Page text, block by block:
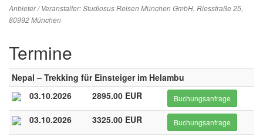
Anbieter / Veranstalter:Studiosus Reisen München GmbH, Riesstraße 25,
80992 München
Termine
Nepal – Trekking für Einsteiger im Helambu
03.10.2026
2895.00 EUR Buchungsanfrage
03.10.2026 3325.00 EUR Buchungsanfrage